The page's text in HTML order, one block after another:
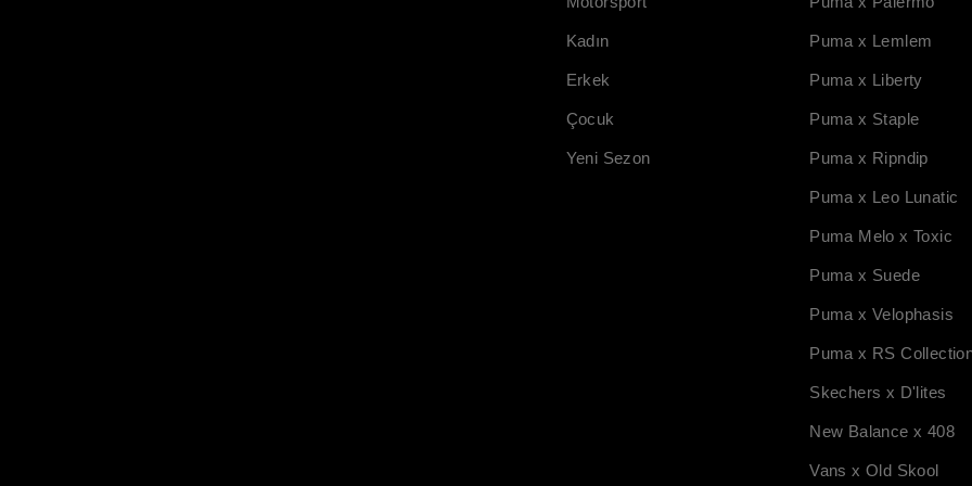
Kadın
Erkek
Çocuk
Yeni Sezon
Puma x Lemlem
Puma x Liberty
Puma x Staple
Puma x Ripndip
Puma x Leo Lunatic
Puma Melo x Toxic
Puma x Suede
Puma x Velophasis
Puma x RS
Skechers x D'lites
New Balance x 408
Vans x Old Skool